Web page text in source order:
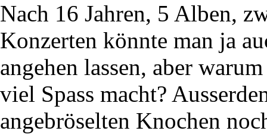
Nach 16 Jahren, 5 Alben,
Konzerten könnte man ja
angehen lassen, aber
viel Spass macht?
angebröselten Knochen